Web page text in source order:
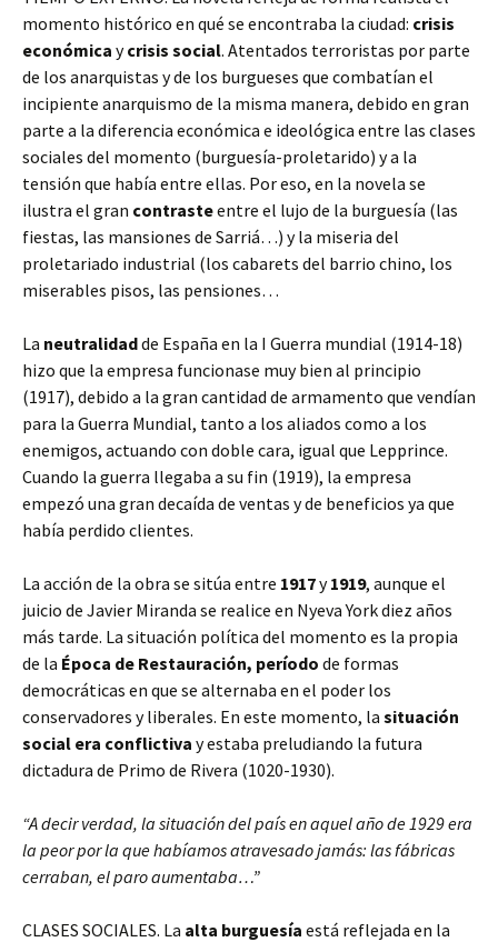
momento histórico en qué se encontraba la ciudad: crisis
económica ycrisis social. Atentados terroristas por parte
de los anarquistas y de los burgueses que combatían el
incipiente anarquismo de la misma manera, debido en gran
parte a la diferencia económica e ideológica entre las clases
sociales del momento (burguesía-proletarido) y a la
tensión que había entre ellas. Por eso, en la novela se
ilustra el gran contrasteentre el lujo de la burguesía (las
fiestas, las mansiones de Sarriá…) y la miseria del
proletariado industrial (los cabarets del barrio chino, los
miserables pisos, las pensiones…
La neutralidadde España en la I Guerra mundial (1914-18)
hizo que la empresa funcionase muy bien al principio
(1917), debido a la gran cantidad de armamento que vendían
para la Guerra Mundial, tanto a los aliados como a los
enemigos, actuando con doble cara, igual que Lepprince.
Cuando la guerra llegaba a su fin (1919), la empresa
empezó una gran decaída de ventas y de beneficios ya que
había perdido clientes.
La acción de la obra se sitúa entre 1917y1919, aunque el
juicio de Javier Miranda se realice en Nyeva York diez años
más tarde. La situación política del momento es la propia
de la Época de Restauración, período de formas
democráticas en que se alternaba en el poder los
conservadores y liberales. En este momento, la situación
social era conflictiva y estaba preludiando la futura
dictadura de Primo de Rivera (1020-1930).
“A decir verdad, la situación del país en aquel año de 1929 era
la peor por la que habíamos atravesado jamás: las fábricas
cerraban, el paro aumentaba…”
CLASES SOCIALES. La alta burguesía está reflejada en la